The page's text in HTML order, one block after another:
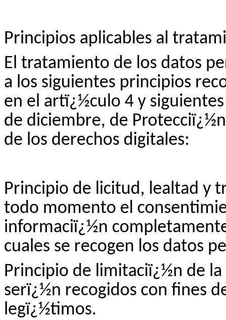
Principios aplicables al
El tratamiento de los datos
a los siguientes principios
en el artï¿½culo 4 y
de diciembre, de
de los derechos digitales:
Principio de licitud, lealtad y
todo momento el
informaciï¿½n
cuales se recogen los datos
Principio de limitaciï¿½n de
serï¿½n recogidos con fines
legï¿½timos.